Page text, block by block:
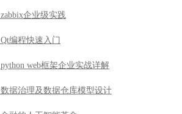
zabbix企业级实践
Qt编程快速入门
python web框架企业实战详解
数据治理及数据仓库模型设计